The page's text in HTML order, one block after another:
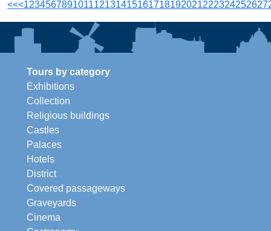
<<<123456789101112131415161718192021222324252627
Tours by category
Exhibitions
Collection
Religious buildings
Castles
Palaces
Hotels
District
Covered passageways
Graveyards
Cinema